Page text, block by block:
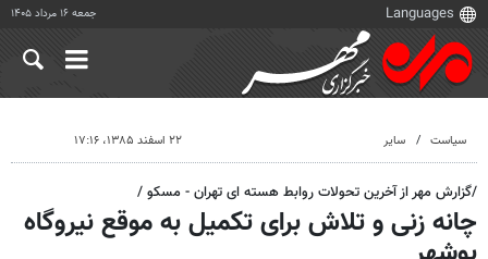
جمعه ۱۶ مرداد ۱۴۰۵
سیاست سایر ۲۲ اسفند ۱۳۸۵، ۱۷:۱۶
/گزارش مهر از آخرین تحولات روابط هسته ای تهران - مسکو /
چانه زنی و تلاش برای تکمیل به موقع نیروگاه